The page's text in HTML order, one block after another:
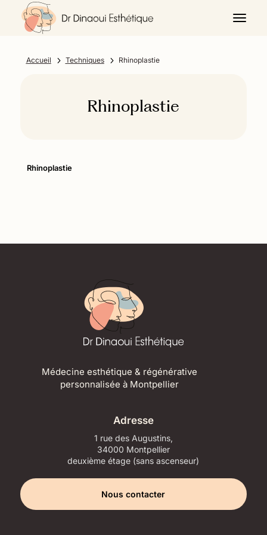
Accueil 5 Techniques 5 Rhinoplastie
Rhinoplastie
Rhinoplastie
Médecine esthétique & régénérative
personnalisée à Montpellier
Adresse
1 rue des Augustins,
34000 Montpellier
deuxième étage (sans ascenseur)
Nous contacter